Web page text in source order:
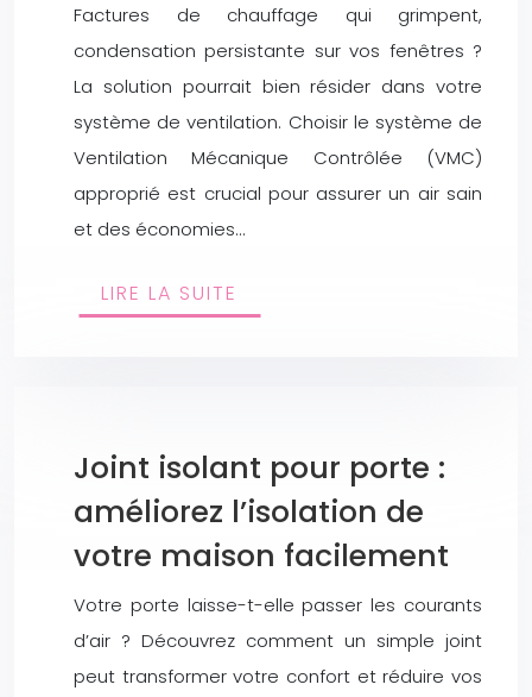
Factures de chauffage qui grimpent,
condensation persistante sur vos fenêtres ?
La solution pourrait bien résider dans votre
système de ventilation. Choisir le système de
Ventilation Mécanique Contrôlée (VMC)
approprié est crucial pour assurer un air sain
et des économies…
LIRE LA SUITE
Joint isolant pour porte :
améliorez l’isolation de
votre maison facilement
Votre porte laisse-t-elle passer les courants
d’air ? Découvrez comment un simple joint
peut transformer votre confort et réduire vos